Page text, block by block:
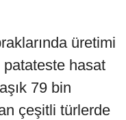
üretimi
patateste hasat
79 bin
çeşitli türlerde